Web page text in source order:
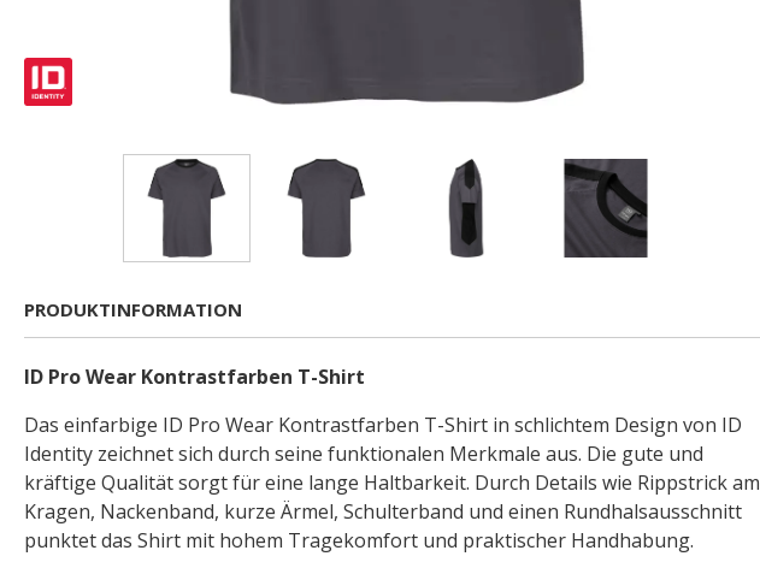
PRODUKTINFORMATION
ID Pro Wear Kontrastfarben T-Shirt
Das einfarbige ID Pro Wear Kontrastfarben T-Shirt in schlichtem Design von ID
Identity zeichnet sich durch seine funktionalen Merkmale aus. Die gute und
kräftige Qualität sorgt für eine lange Haltbarkeit. Durch Details wie Rippstrick am
Kragen, Nackenband, kurze Ärmel, Schulterband und einen Rundhalsausschnitt
punktet das Shirt mit hohem Tragekomfort und praktischer Handhabung.